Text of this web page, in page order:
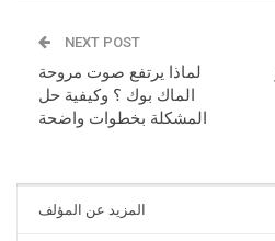
NEXT POST
لماذا يرتفع صوت مروحة
الماك بوك ؟ وكيفية حل
المشكلة بخطوات واضحة
المزيد عن المؤلف